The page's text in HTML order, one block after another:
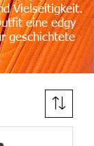
Vielseitigkeit.
eine edgy
geschichtete